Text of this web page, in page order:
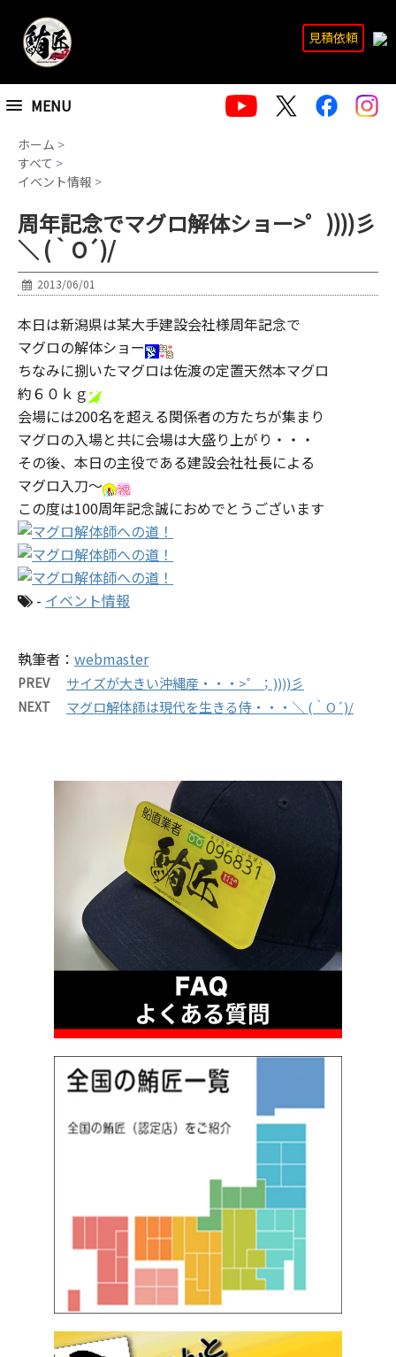
MENU
見積依頼
ホーム >
すべて >
イベント情報 >
周年記念でマグロ解体ショー>゜))))彡
＼ (｀O´)/
2013/06/01
本日は新潟県は某大手建設会社様周年記念で
マグロの解体ショー
ちなみに捌いたマグロは佐渡の定置天然本マグロ
約６０ｋｇ
会場には200名を超える関係者の方たちが集まり
マグロの入場と共に会場は大盛り上がり・・・
その後、本日の主役である建設会社社長による
マグロ入刀～
この度は100周年記念誠におめでとうございます
- イベント情報
執筆者： webmaster
PREV サイズが大きい沖縄産・・・>゜；))))彡
NEXT マグロ解体師は現代を生きる侍・・・＼ (｀O´)/